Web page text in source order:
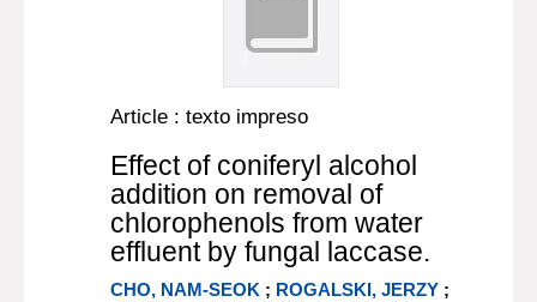
Article : texto impreso
Effect of coniferyl alcohol
addition on removal of
chlorophenols from water
effluent by fungal laccase.
CHO, NAM-SEOK ; ROGALSKI, JERZY ;